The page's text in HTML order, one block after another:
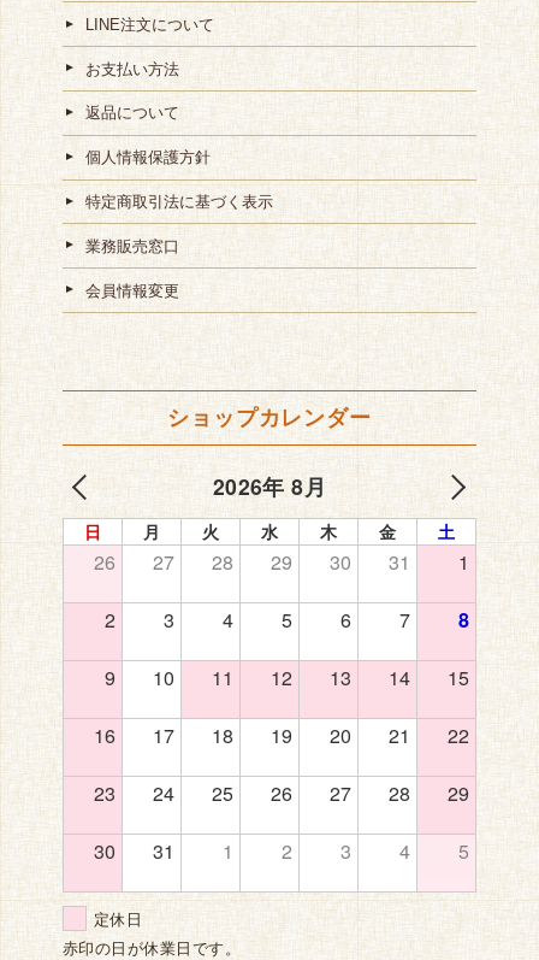
LINE注文について
お支払い方法
返品について
個人情報保護方針
特定商取引法に基づく表示
業務販売窓口
会員情報変更
ショップカレンダー
2026年 8月
日 月 火 水 木 金 土
26 27 28 29 30 31 1
2 3 4 5 6 7 8
9 10 11 12 13 14 15
16 17 18 19 20 21 22
23 24 25 26 27 28 29
30 31 1 2 3 4 5
定休日
赤印の日が休業日です。